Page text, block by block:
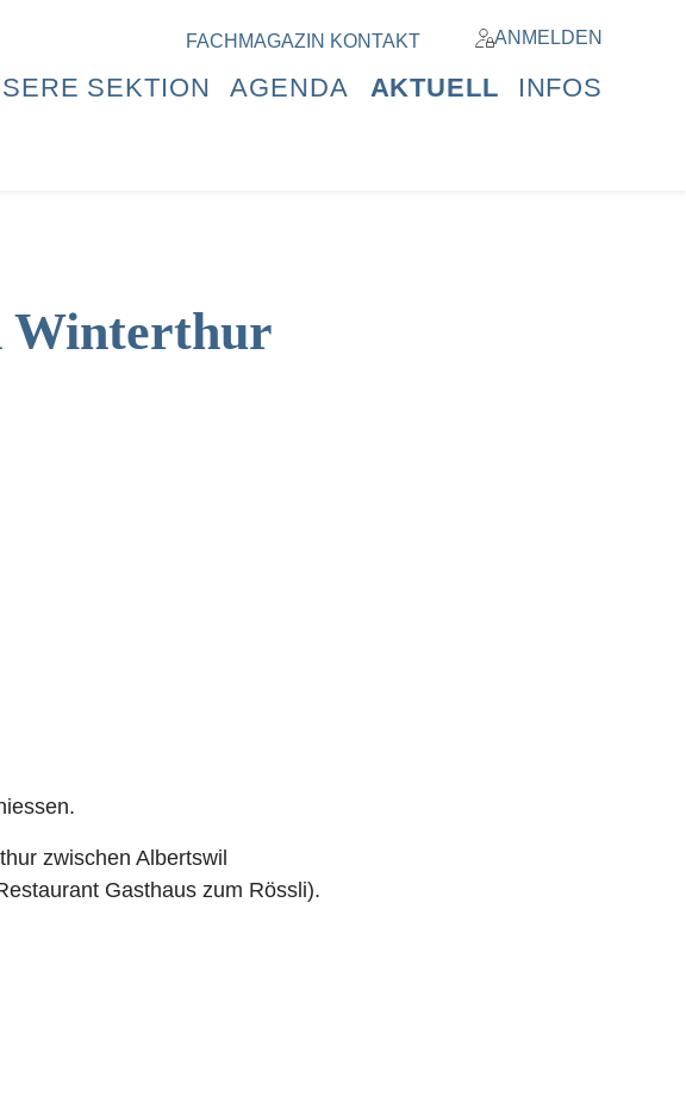
FACHMAGAZIN KONTAKT ANMELDEN
SEKTION AGENDA AKTUELL INFOS
Winterthur
zwischen Albertswil
Gasthaus zum Rössli).